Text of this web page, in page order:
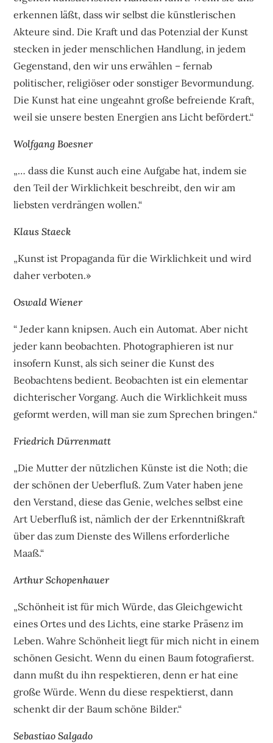
erkennen läßt, dass wir selbst die künstlerischen
Akteure sind. Die Kraft und das Potenzial der Kunst
stecken in jeder menschlichen Handlung, in jedem
Gegenstand, den wir uns erwählen – fernab
politischer, religiöser oder sonstiger Bevormundung.
Die Kunst hat eine ungeahnt große befreiende Kraft,
weil sie unsere besten Energien ans Licht befördert.“
Wolfgang Boesner
„… dass die Kunst auch eine Aufgabe hat, indem sie
den Teil der Wirklichkeit beschreibt, den wir am
liebsten verdrängen wollen.“
Klaus Staeck
„Kunst ist Propaganda für die Wirklichkeit und wird
daher verboten.»
Oswald Wiener
“ Jeder kann knipsen. Auch ein Automat. Aber nicht
jeder kann beobachten. Photographieren ist nur
insofern Kunst, als sich seiner die Kunst des
Beobachtens bedient. Beobachten ist ein elementar
dichterischer Vorgang. Auch die Wirklichkeit muss
geformt werden, will man sie zum Sprechen bringen.“
Friedrich Dürrenmatt
„Die Mutter der nützlichen Künste ist die Noth; die
der schönen der Ueberfluß. Zum Vater haben jene
den Verstand, diese das Genie, welches selbst eine
Art Ueberfluß ist, nämlich der der Erkenntnißkraft
über das zum Dienste des Willens erforderliche
Maaß.“
Arthur Schopenhauer
„Schönheit ist für mich Würde, das Gleichgewicht
eines Ortes und des Lichts, eine starke Präsenz im
Leben. Wahre Schönheit liegt für mich nicht in einem
schönen Gesicht. Wenn du einen Baum fotografierst.
dann mußt du ihn respektieren, denn er hat eine
große Würde. Wenn du diese respektierst, dann
schenkt dir der Baum schöne Bilder.“
Sebastiao Salgado